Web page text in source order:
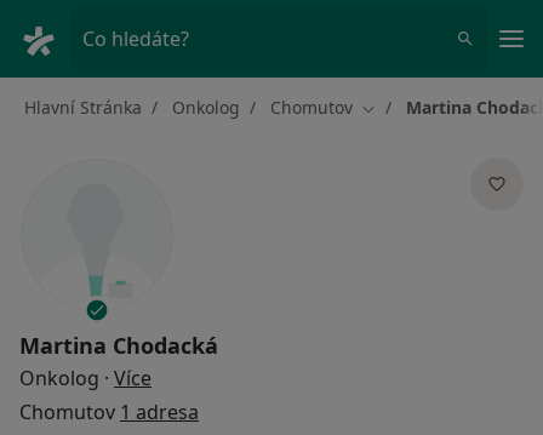
Co hledáte?
Hlavní Stránka Onkolog Chomutov Změna města
Martina
Martina Chodacká
Onkolog · Více
Chomutov 1 adresa